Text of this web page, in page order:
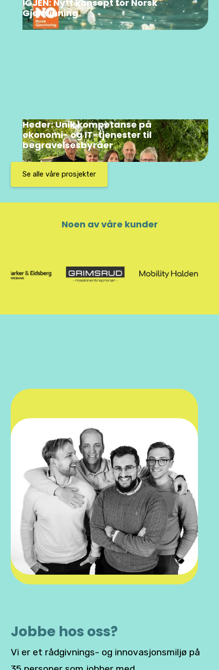
IGJEN: Nytt konsept for Norsk
Gjenvinning
Heder: Unik kompetanse på
økonomi- og IT-tjenester til
begravelsesbyråer
Se alle våre prosjekter
Noen av våre kunder
Jobbe hos oss?
Vi er et rådgivnings- og innovasjonsmiljø på